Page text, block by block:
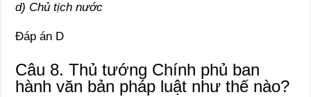
d) Chủ tịch nước
Đáp án D
Câu 8. Thủ tướng Chính phủ ban
hành văn bản pháp luật như thế nào?